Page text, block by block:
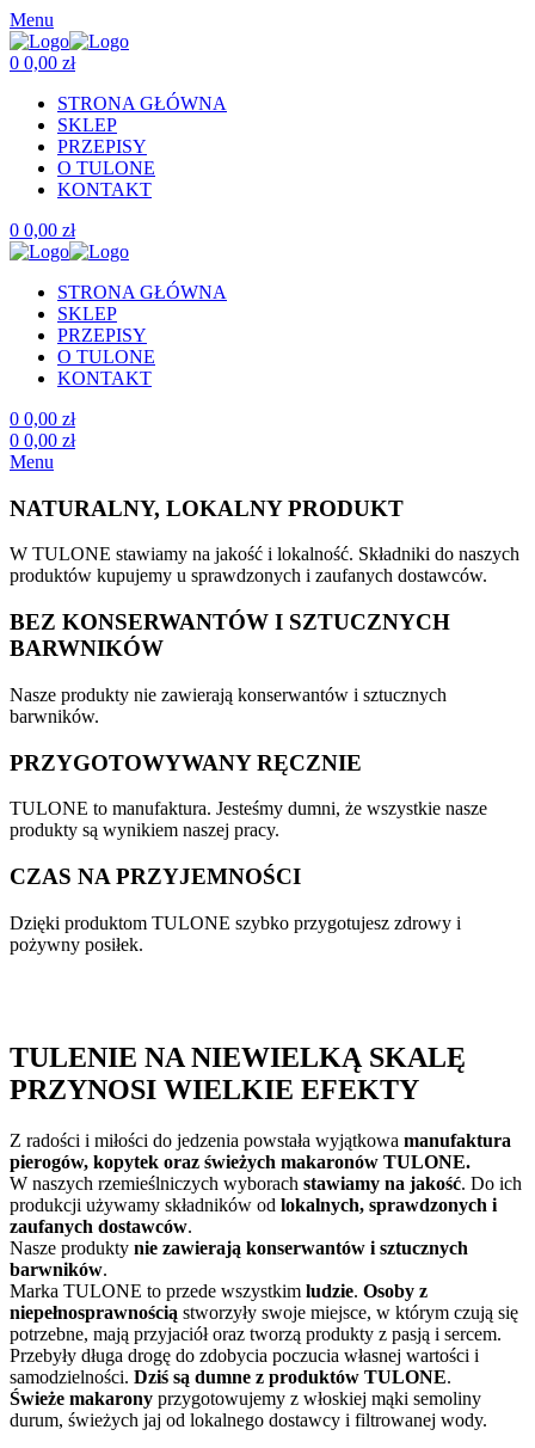
Menu
0 0,00 zł
STRONA GŁÓWNA
SKLEP
PRZEPISY
O TULONE
KONTAKT
0 0,00 zł
STRONA GŁÓWNA
SKLEP
PRZEPISY
O TULONE
KONTAKT
0 0,00 zł
0 0,00 zł
Menu
NATURALNY, LOKALNY PRODUKT
W TULONE stawiamy na jakość i lokalność. Składniki do naszych
produktów kupujemy u sprawdzonych i zaufanych dostawców.
BEZ KONSERWANTÓW I SZTUCZNYCH
BARWNIKÓW
Nasze produkty nie zawierają konserwantów i sztucznych
barwników.
PRZYGOTOWYWANY RĘCZNIE
TULONE to manufaktura. Jesteśmy dumni, że wszystkie nasze
produkty są wynikiem naszej pracy.
CZAS NA PRZYJEMNOŚCI
Dzięki produktom TULONE szybko przygotujesz zdrowy i
pożywny posiłek.
TULENIE NA NIEWIELKĄ SKALĘ
PRZYNOSI WIELKIE EFEKTY
Z radości i miłości do jedzenia powstała wyjątkowa manufaktura
pierogów, kopytek oraz świeżych makaronów TULONE.
W naszych rzemieślniczych wyborach stawiamy na jakość. Do ich
produkcji używamy składników od lokalnych, sprawdzonych i
zaufanych dostawców.
Nasze produkty nie zawierają konserwantów i sztucznych
barwników.
Marka TULONE to przede wszystkim ludzie. Osoby z
niepełnosprawnością stworzyły swoje miejsce, w którym czują się
potrzebne, mają przyjaciół oraz tworzą produkty z pasją i sercem.
Przebyły długa drogę do zdobycia poczucia własnej wartości i
samodzielności. Dziś są dumne z produktów TULONE.
Świeże makarony przygotowujemy z włoskiej mąki semoliny
durum, świeżych jaj od lokalnego dostawcy i filtrowanej wody.